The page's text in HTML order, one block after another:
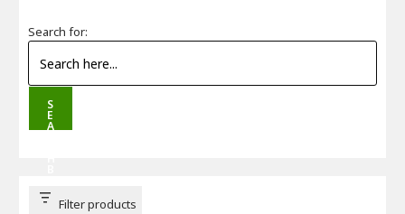
Search for:
S
E
A
T
T
Filter products